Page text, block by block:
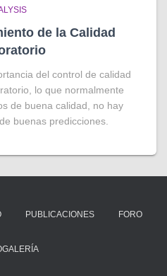
de la Calidad
del control de calidad
lo que normalmente
de buena calidad, no hay
buenas predicciones.
PUBLICACIONES FORO